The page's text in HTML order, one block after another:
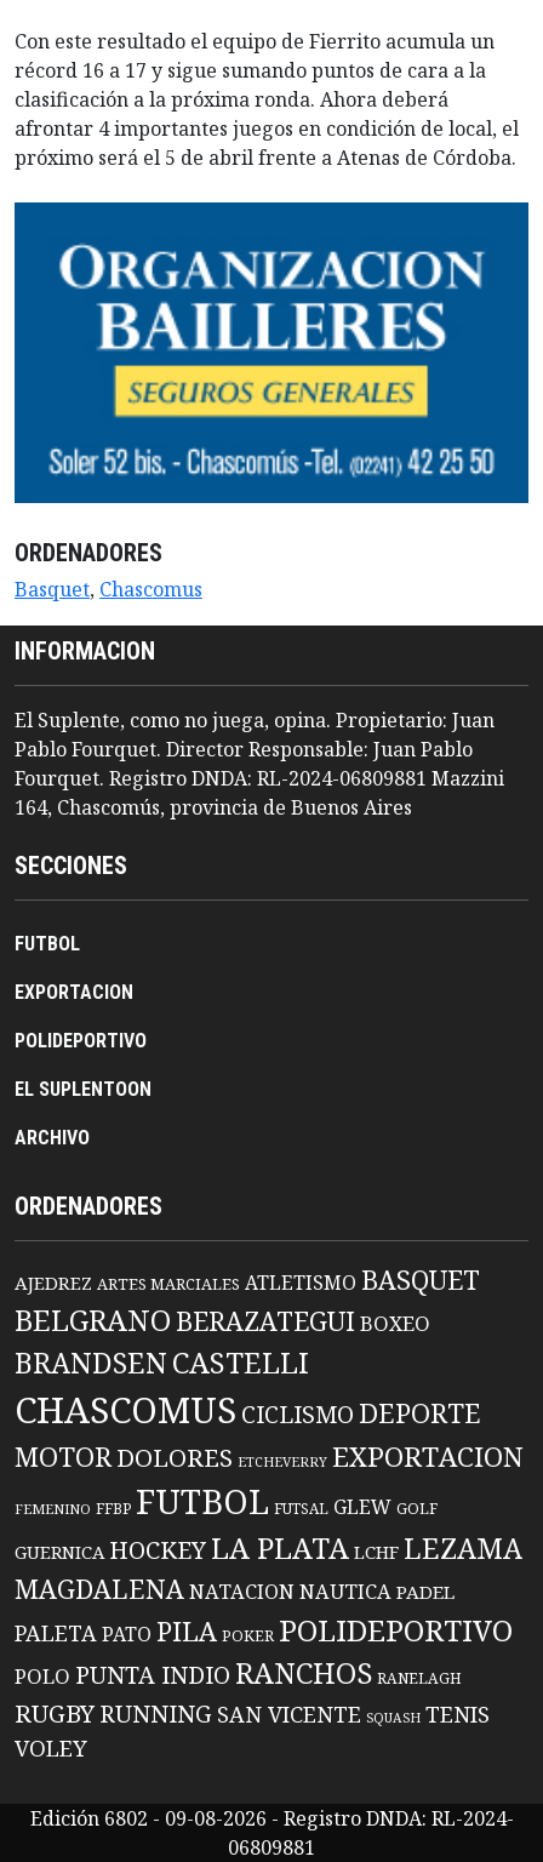
Con este resultado el equipo de Fierrito acumula un
récord 16 a 17 y sigue sumando puntos de cara a la
clasificación a la próxima ronda. Ahora deberá
afrontar 4 importantes juegos en condición de local, el
próximo será el 5 de abril frente a Atenas de Córdoba.
ORDENADORES
Basquet, Chascomus
INFORMACION
El Suplente, como no juega, opina. Propietario: Juan
Pablo Fourquet. Director Responsable: Juan Pablo
Fourquet. Registro DNDA: RL-2024-06809881 Mazzini
164, Chascomús, provincia de Buenos Aires
SECCIONES
FUTBOL
EXPORTACION
POLIDEPORTIVO
EL SUPLENTOON
ARCHIVO
ORDENADORES
AJEDREZ ARTES MARCIALES ATLETISMO BASQUET
BELGRANO BERAZATEGUIBOXEO
BRANDSENCASTELLI
CHASCOMUS CICLISMO DEPORTE
MOTORDOLORES ETCHEVERRY EXPORTACION
FEMENINO FFBP FUTBOL FUTSAL GLEW GOLF
GUERNICA HOCKEYLA PLATA LCHF LEZAMA
MAGDALENANATACIONNAUTICA PADEL
PALETAPATO PILA POKER POLIDEPORTIVO
POLO PUNTA INDIO RANCHOS RANELAGH
RUGBYRUNNING SAN VICENTE SQUASH TENIS
VOLEY
Edición 6802 - 09-08-2026 - Registro DNDA: RL-2024-
06809881